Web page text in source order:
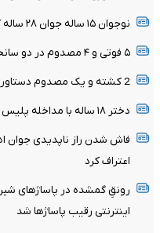
نوجوان ۱۵ ساله جوان ۲۸ ساله کازرونی را به قتل رساند
۵ فوتی و ۴ مصدوم در دو سانحه مرگبار محورهای خرمشهر
2 کشته و یک مصدوم دستاورد حادثه رانندگی در کنارگذر شمالی اراک
دختر ۱۸ ساله با مداخله پلیس از اقدام به خودکشی در کرج منصرف شد
فاش شدن راز ناپدیدی جوان
اعتراف کرد
رونقِ گمشده در پاساژهای
اینترنتی رقیب پاساژها شد